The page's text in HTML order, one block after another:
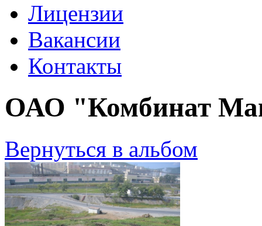
Лицензии
Вакансии
Контакты
ОАО "Комбинат
Вернуться в альбом